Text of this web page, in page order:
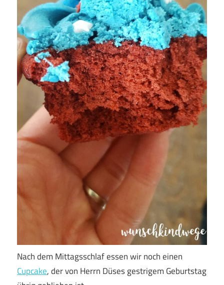
Nach dem Mittagsschlaf essen wir noch einen
Cupcake, der von Herrn Düses gestrigem Geburtstag